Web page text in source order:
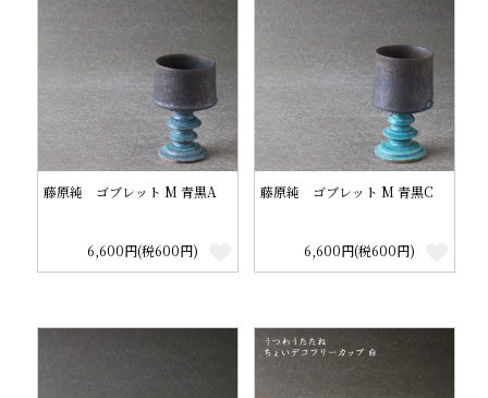
藤原純 ゴブレット M 青黒A
6,600円(税600円)
藤原純 ゴブレット M 青黒C
6,600円(税600円)